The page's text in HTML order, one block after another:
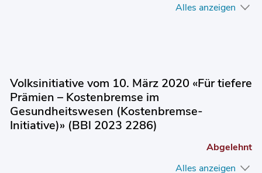
Alles anzeigen
Volksinitiative vom 10. März 2020 «Für tiefere
Prämien – Kostenbremse im
Gesundheitswesen (Kostenbremse-
Initiative)» (BBl 2023 2286)
Abgelehnt
Alles anzeigen